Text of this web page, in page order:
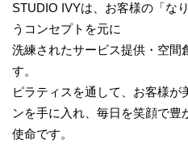
STUDIO IVYは、お客様の「な
うコンセプトを元に
洗練されたサービス提供・空間
す。
ピラティスを通して、お客様が
ンを手に入れ、毎日を笑顔で
使命です。